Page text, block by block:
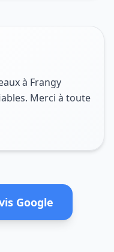
à Frangy
Merci à toute
Google